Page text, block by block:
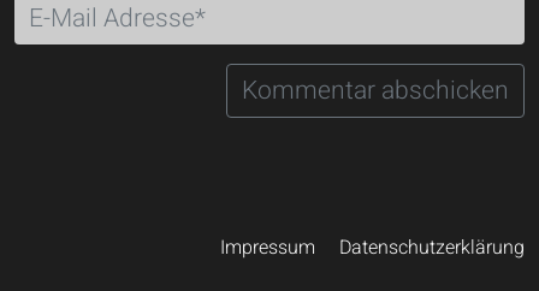
Impressum Datenschutzerklärung